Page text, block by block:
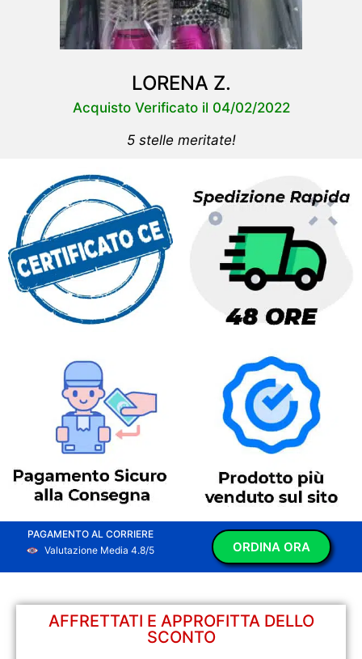
LORENA Z.
Acquisto Verificato il 04/02/2022
5 stelle meritate!
PAGAMENTO AL CORRIERE
Valutazione Media 4.8/5
ORDINA ORA
AFFRETTATI E APPROFITTA DELLO
SCONTO